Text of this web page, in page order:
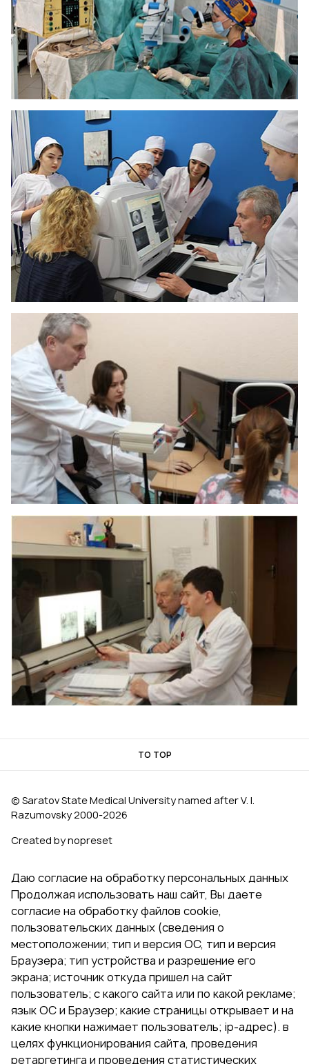
TO TOP
© Saratov State Medical University named after V. I.
Razumovsky 2000‑2026
Created by nopreset
Даю согласие на обработку персональных данных
Продолжая использовать наш сайт, Вы даете
согласие на обработку файлов cookie,
пользовательских данных (сведения о
местоположении; тип и версия ОС, тип и версия
Браузера; тип устройства и разрешение его
экрана; источник откуда пришел на сайт
пользователь; с какого сайта или по какой рекламе;
язык ОС и Браузер; какие страницы открывает и на
какие кнопки нажимает пользователь; ip-адрес). в
целях функционирования сайта, проведения
ретаргетинга и проведения статистических